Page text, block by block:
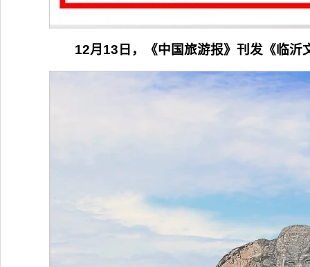
12月13日，《中国旅游报》刊发《临